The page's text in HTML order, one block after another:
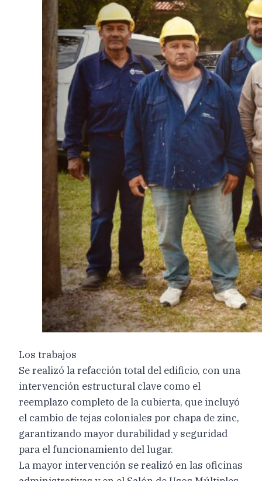
Los trabajos
Se realizó la refacción total del edificio, con una
intervención estructural clave como el
reemplazo completo de la cubierta, que incluyó
el cambio de tejas coloniales por chapa de zinc,
garantizando mayor durabilidad y seguridad
para el funcionamiento del lugar.
La mayor intervención se realizó en las oficinas